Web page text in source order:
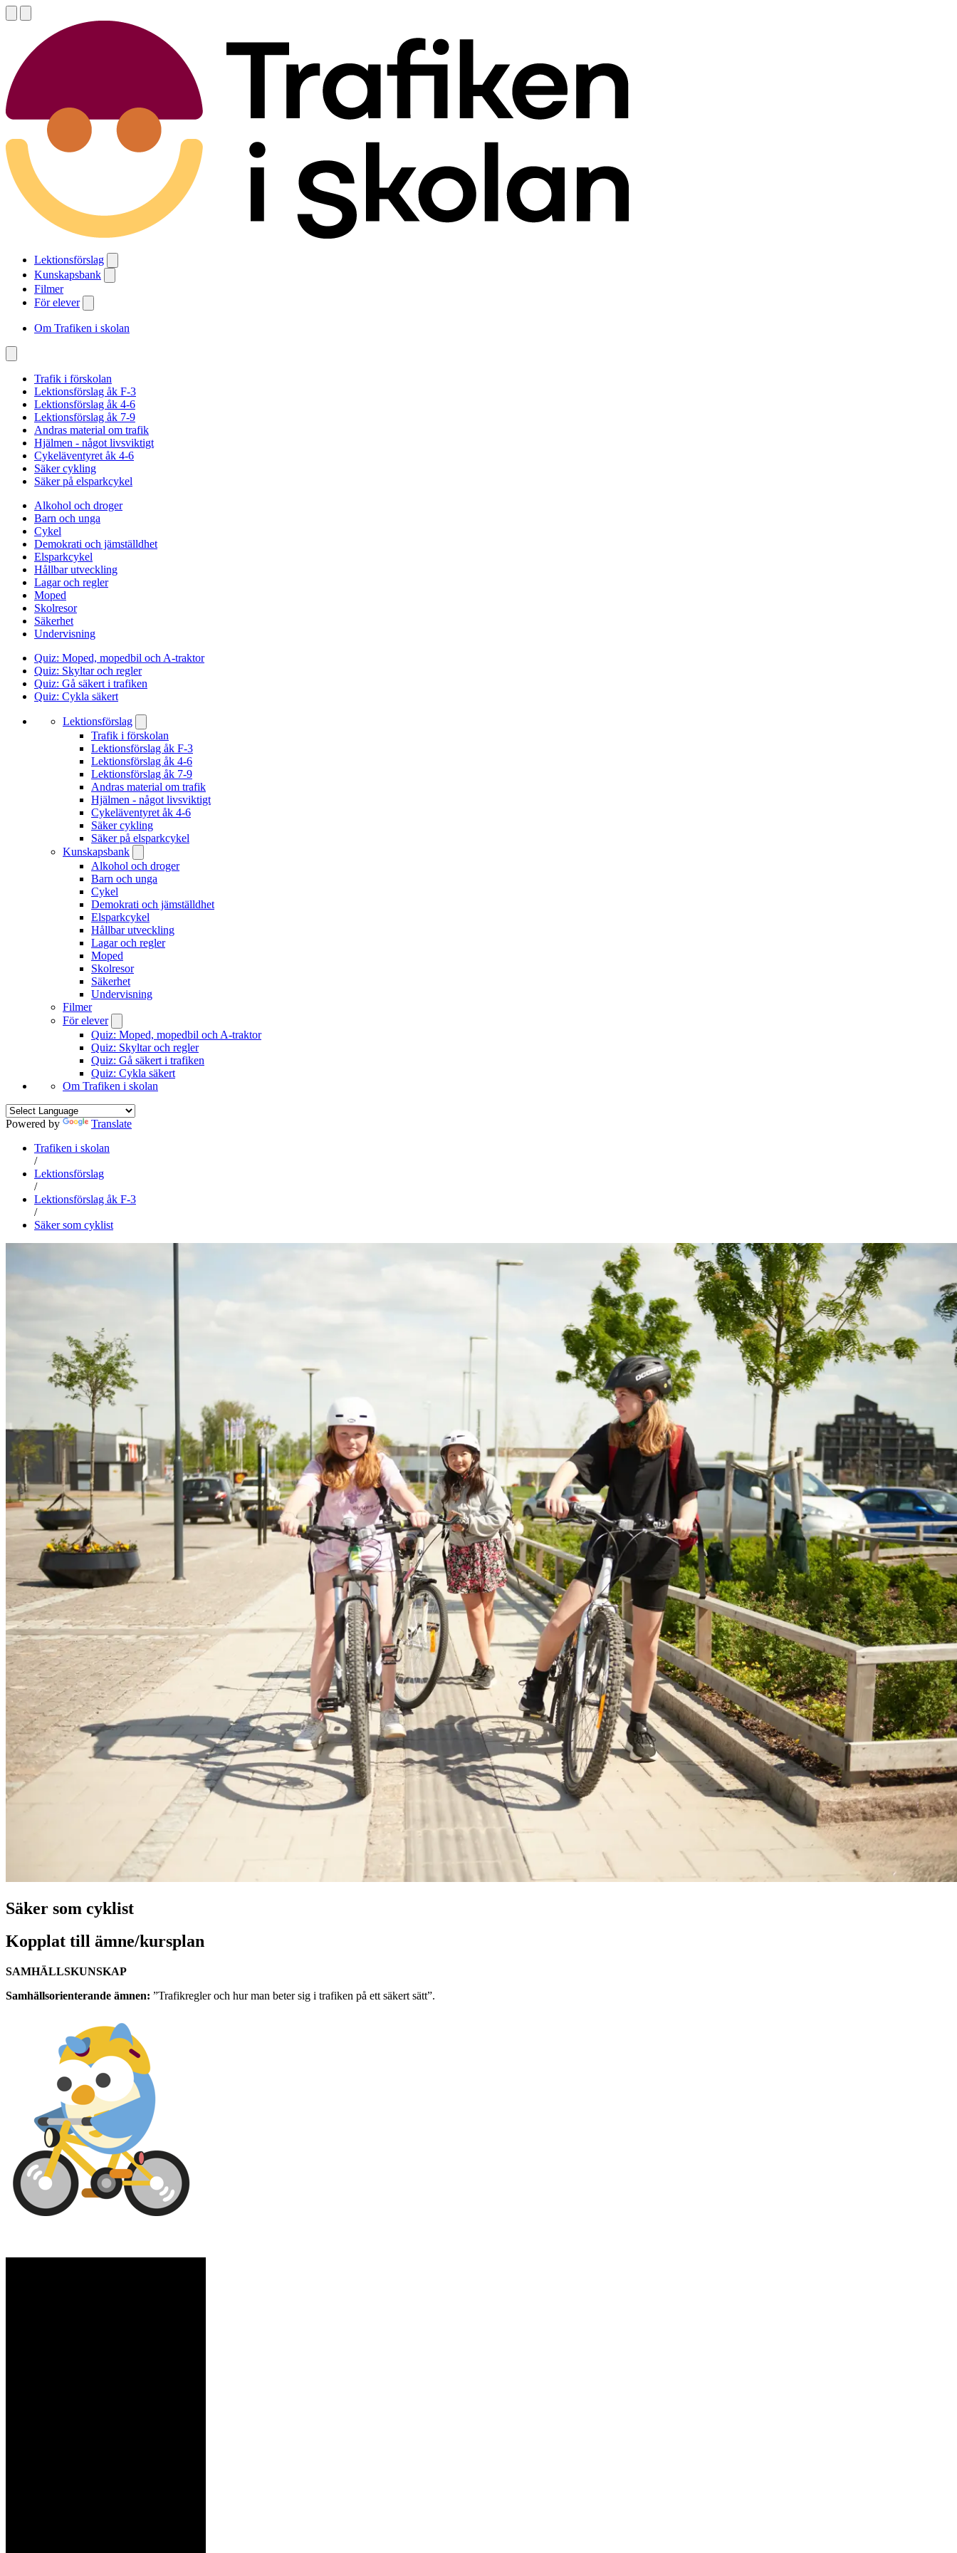
Lektionsförslag
Kunskapsbank
Filmer
För elever
Om Trafiken i skolan
Trafik i förskolan
Lektionsförslag åk F-3
Lektionsförslag åk 4-6
Lektionsförslag åk 7-9
Andras material om trafik
Hjälmen - något livsviktigt
Cykeläventyret åk 4-6
Säker cykling
Säker på elsparkcykel
Alkohol och droger
Barn och unga
Cykel
Demokrati och jämställdhet
Elsparkcykel
Hållbar utveckling
Lagar och regler
Moped
Skolresor
Säkerhet
Undervisning
Quiz: Moped, mopedbil och A-traktor
Quiz: Skyltar och regler
Quiz: Gå säkert i trafiken
Quiz: Cykla säkert
Lektionsförslag
Trafik i förskolan
Lektionsförslag åk F-3
Lektionsförslag åk 4-6
Lektionsförslag åk 7-9
Andras material om trafik
Hjälmen - något livsviktigt
Cykeläventyret åk 4-6
Säker cykling
Säker på elsparkcykel
Kunskapsbank
Alkohol och droger
Barn och unga
Cykel
Demokrati och jämställdhet
Elsparkcykel
Hållbar utveckling
Lagar och regler
Moped
Skolresor
Säkerhet
Undervisning
Filmer
För elever
Quiz: Moped, mopedbil och A-traktor
Quiz: Skyltar och regler
Quiz: Gå säkert i trafiken
Quiz: Cykla säkert
Om Trafiken i skolan
Powered by
Translate
Trafiken i skolan
/
Lektionsförslag
/
Lektionsförslag åk F-3
/
Säker som cyklist
Säker som cyklist
Kopplat till ämne/kursplan
SAMHÄLLSKUNSKAP
Samhällsorienterande ämnen: ”Trafikregler och hur man beter sig i trafiken på ett säkert sätt”.